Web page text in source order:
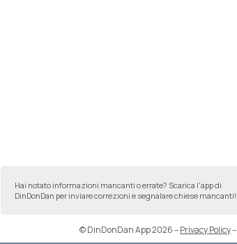
Hai notato informazioni mancanti o errate? Scarica l'app di
DinDonDan per inviare correzioni e segnalare chiese mancanti!
© DinDonDan App 2026–Privacy Policy–